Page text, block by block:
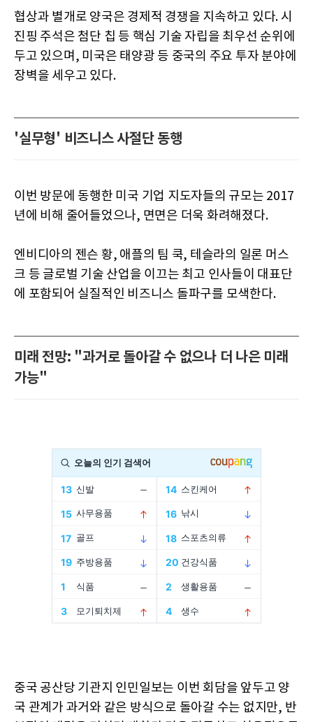
협상과 별개로 양국은 경제적 경쟁을 지속하고 있다. 시
진핑 주석은 첨단 칩 등 핵심 기술 자립을 최우선 순위에
두고 있으며, 미국은 태양광 등 중국의 주요 투자 분야에
장벽을 세우고 있다.
'실무형' 비즈니스 사절단 동행
이번 방문에 동행한 미국 기업 지도자들의 규모는 2017
년에 비해 줄어들었으나, 면면은 더욱 화려해졌다.
엔비디아의 젠슨 황, 애플의 팀 쿡, 테슬라의 일론 머스
크 등 글로벌 기술 산업을 이끄는 최고 인사들이 대표단
에 포함되어 실질적인 비즈니스 돌파구를 모색한다.
미래 전망: "과거로 돌아갈 수 없으나 더 나은 미래
가능"
중국 공산당 기관지 인민일보는 이번 회담을 앞두고 양
국 관계가 과거와 같은 방식으로 돌아갈 수는 없지만, 반